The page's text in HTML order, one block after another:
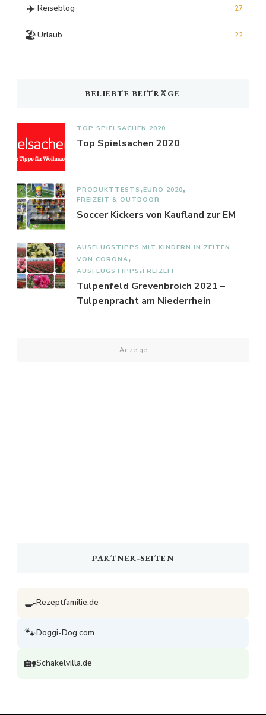
✈️ Reiseblog 27
🏖️Urlaub 22
BELIEBTE BEITRÄGE
TOP SPIELSACHEN 2020
Top Spielsachen 2020
PRODUKTTESTS EURO 2020
FREIZEIT & OUTDOOR
Soccer Kickers von Kaufland zur EM
AUSFLUGSTIPPS MIT KINDERN IN ZEITEN
VON CORONA
AUSFLUGSTIPPS FREIZEIT
Tulpenfeld Grevenbroich 2021 –
Tulpenpracht am Niederrhein
- Anzeige -
PARTNER-SEITEN
🍳Rezeptfamilie.de
🐾Doggi-Dog.com
🏡Schakelvilla.de